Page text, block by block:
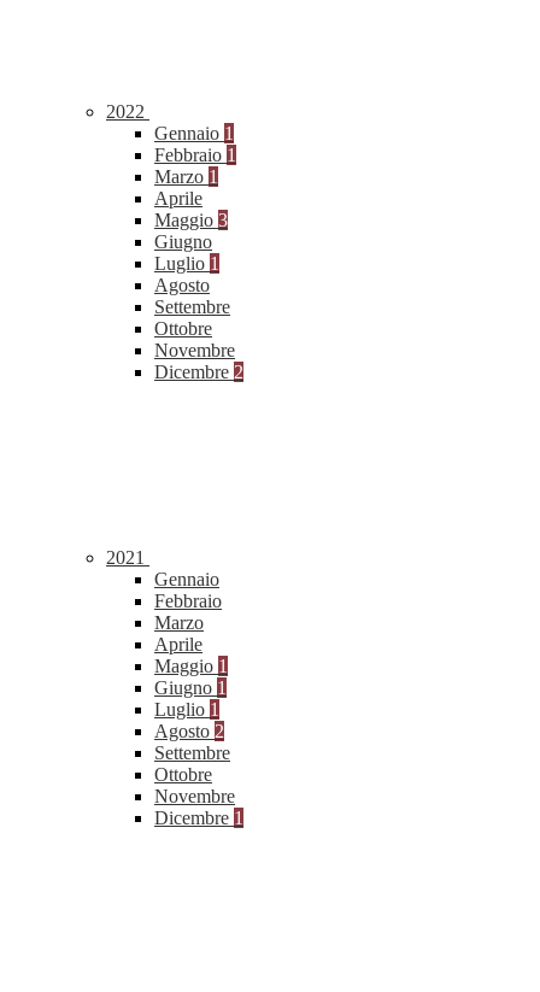
2022
Gennaio 1
Febbraio 1
Marzo 1
Aprile
Maggio 3
Giugno
Luglio 1
Agosto
Settembre
Ottobre
Novembre
Dicembre 2
2021
Gennaio
Febbraio
Marzo
Aprile
Maggio 1
Giugno 1
Luglio 1
Agosto 2
Settembre
Ottobre
Novembre
Dicembre 1